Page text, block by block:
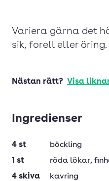
Variera gärna det
sik, forell eller öring.
Nästan rätt? Visa
Ingredienser
4 st
böckling
1 st röda lökar,
4 skiva
kavring